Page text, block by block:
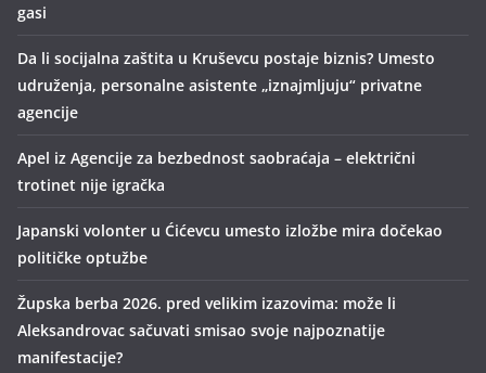
gasi
Da li socijalna zaštita u Kruševcu postaje biznis? Umesto
udruženja, personalne asistente „iznajmljuju“ privatne
agencije
Apel iz Agencije za bezbednost saobraćaja – električni
trotinet nije igračka
Japanski volonter u Ćićevcu umesto izložbe mira dočekao
političke optužbe
Župska berba 2026. pred velikim izazovima: može li
Aleksandrovac sačuvati smisao svoje najpoznatije
manifestacije?